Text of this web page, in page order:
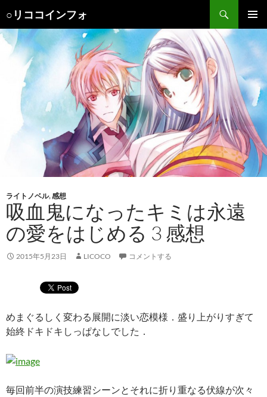
○リココインフォ
索
ニュー
ン
テ
ライトノベル,感想
吸血鬼になったキミは永遠
の愛をはじめる 3 感想
2015年5月23日 LICOCO コメントする
めまぐるしく変わる展開に淡い恋模様．盛り上がりすぎて
始終ドキドキしっぱなしでした．
毎回前半の演技練習シーンとそれに折り重なる伏線が次々